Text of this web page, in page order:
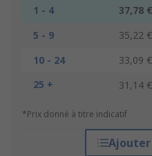
1 - 4
37,78 €
5 - 9
35,22 €
10 - 24
33,09 €
25 +
31,14 €
*Prix donné à titre indicatif